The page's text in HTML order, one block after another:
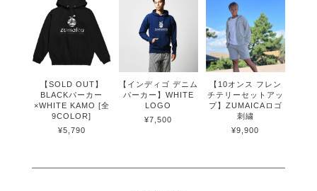
【SOLD OUT】
BLACKパーカー
×WHITE KAMO [全
9COLOR]
¥5,790
【インディゴ デニム
パーカー】WHITE
LOGO
¥7,500
【10オンス フレン
チテリーセットアッ
プ】ZUMAICAロゴ
刺繍
¥9,900